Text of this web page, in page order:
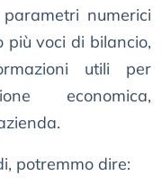
numerici
più voci di bilancio,
utili per
economica,
potremmo dire: